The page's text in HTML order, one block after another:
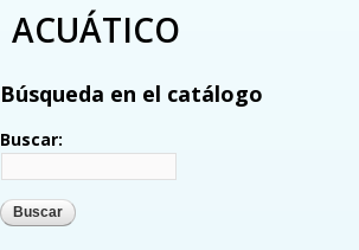
ACUÁTICO
Búsqueda en el catálogo
Buscar: